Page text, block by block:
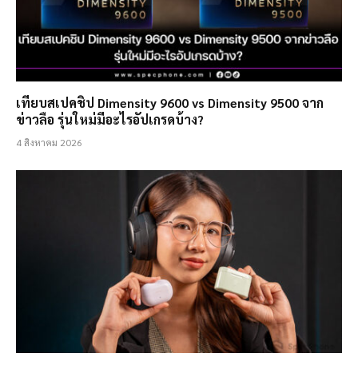
เทียบสเปคชิป Dimensity 9600 vs Dimensity 9500 จาก
ข่าวลือ รุ่นใหม่มีอะไรอัปเกรดบ้าง?
4 สิงหาคม 2026